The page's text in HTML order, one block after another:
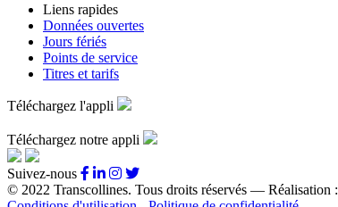
Liens rapides
Données ouvertes
Jours fériés
Points de service
Titres et tarifs
Téléchargez l'appli
Téléchargez notre appli
Suivez-nous
© 2022 Transcollines. Tous droits réservés — Réalisation :